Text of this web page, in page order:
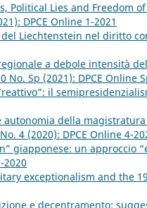
Political Lies and Freedom
DPCE Online 1-2021
del Liechtenstein nel diritto
a debole intensità
No. Sp (2021): DPCE Online
il
autonomia della
4 (2020): DPCE Online 4-
giapponese: un approccio
2020
exceptionalism and the
e decentramento: